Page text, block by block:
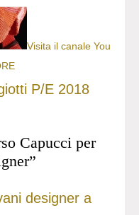
Visita il canale You
P/E 2018
Capucci per
designer a